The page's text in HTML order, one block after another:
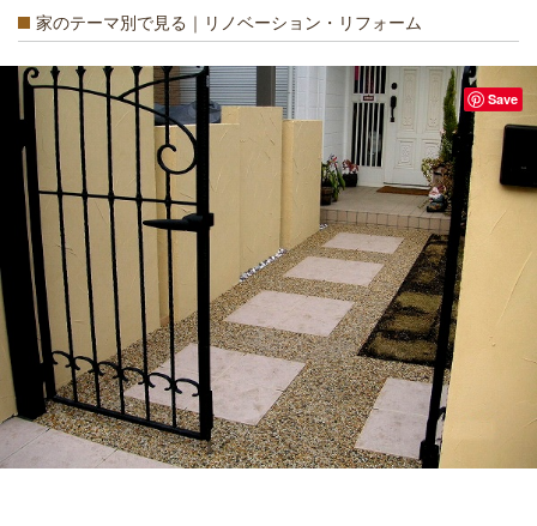
家のテーマ別で見る｜リノベーション・リフォーム
Save